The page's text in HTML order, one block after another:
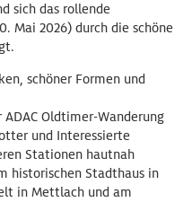
sich das rollende
Mai 2026) durch die schöne
schöner Formen und
Oldtimer-Wanderung
und Interessierte
Stationen hautnah
historischen Stadthaus in
in Mettlach und am